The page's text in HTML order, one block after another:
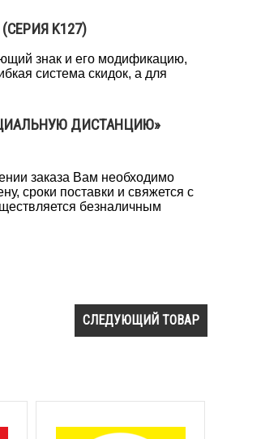
K127)
знак и его модификацию,
система скидок, а для
ДИСТАНЦИЮ»
заказа Вам необходимо
сроки поставки и свяжется с
безналичным
СЛЕДУЮЩИЙ ТОВАР